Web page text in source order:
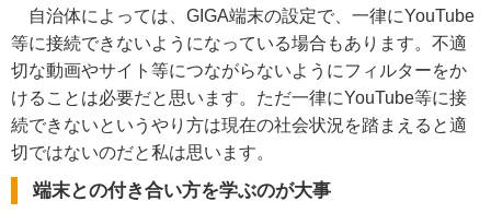
自治体によっては、GIGA端末の設定で、一律にYouTube
等に接続できないようになっている場合もあります。不適
切な動画やサイト等につながらないようにフィルターをか
けることは必要だと思います。ただ一律にYouTube等に接
続できないというやり方は現在の社会状況を踏まえると適
切ではないのだと私は思います。
端末との付き合い方を学ぶのが大事